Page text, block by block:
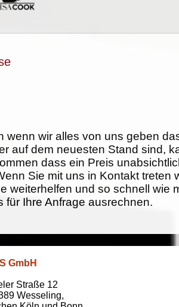
wenn wir alles von uns geben
auf dem neuesten Stand sind,
dass ein Preis
Sie mit uns in Kontakt treten
weiterhelfen und so schnell wie
für Ihre Anfrage ausrechnen.
GmbH
Straße 12
Wesseling,